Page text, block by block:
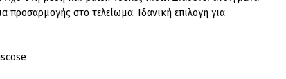
προσαρμογής στο τελείωμα. Ιδανική επιλογή για